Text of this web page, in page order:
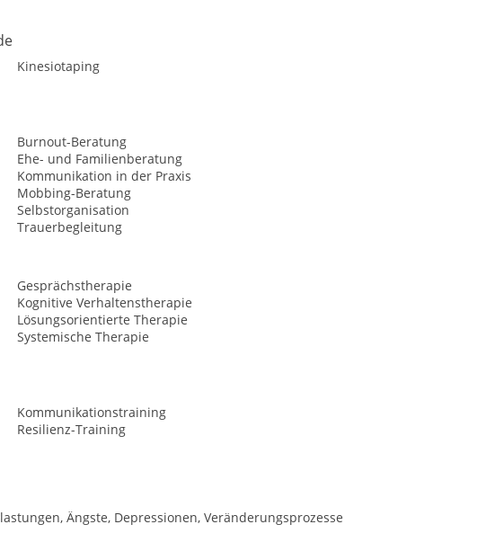
Kinesiotaping
Burnout-Beratung
Ehe- und Familienberatung
Kommunikation in der Praxis
Mobbing-Beratung
Selbstorganisation
Trauerbegleitung
Gesprächstherapie
Kognitive Verhaltenstherapie
Lösungsorientierte Therapie
Systemische Therapie
Kommunikationstraining
Resilienz-Training
Ängste, Depressionen, Veränderungsprozesse